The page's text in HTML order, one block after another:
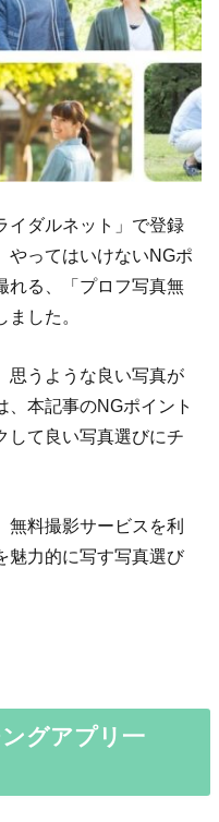
イダルネット」で登録
やってはいけないNGポ
れる、「プロフ写真無
した。
思うような良い写真が
、本記事のNGポイント
して良い写真選びにチ
無料撮影サービスを利
魅力的に写す写真選び
グアプリ一